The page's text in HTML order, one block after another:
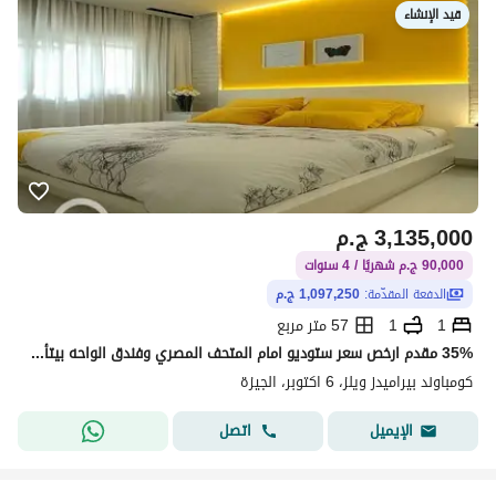
قيد الإنشاء
ج.م3,135,000
90,000 ج.م شهريًا / 4 سنوات
الدفعة المقدّمة: 1,097,250 ج.م
1
1
57 متر مربع
35% مقدم ارخص سعر ستوديو امام المتحف المصري وفندق الواحه بيتأجر ب150دولار يوميا للبيع جاهز للمعاينه الفوري فرصه لقطه للاستثمار بالدولار
كومباوند بيراميدز ويلز، 6 اكتوبر، الجيزة
الإيميل
اتصل